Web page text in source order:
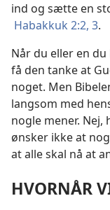
ind og sætte en
Habakkuk 2:2, 3.
Når du eller en
få den tanke at
noget. Men
langsom med
nogle mener. Nej,
ønsker ikke at
at alle skal nå at
HVORNÅR